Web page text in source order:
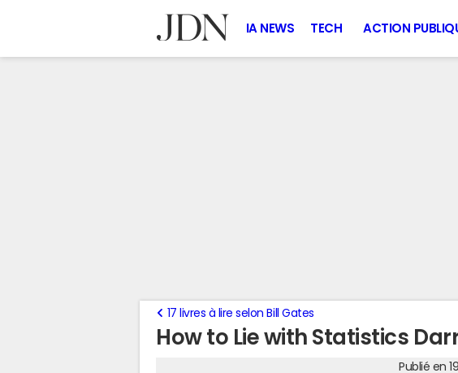
IA NEWS TECH ACTION
How to Lie with Statistics
17 livres à lire selon Bill Gates
Publié en